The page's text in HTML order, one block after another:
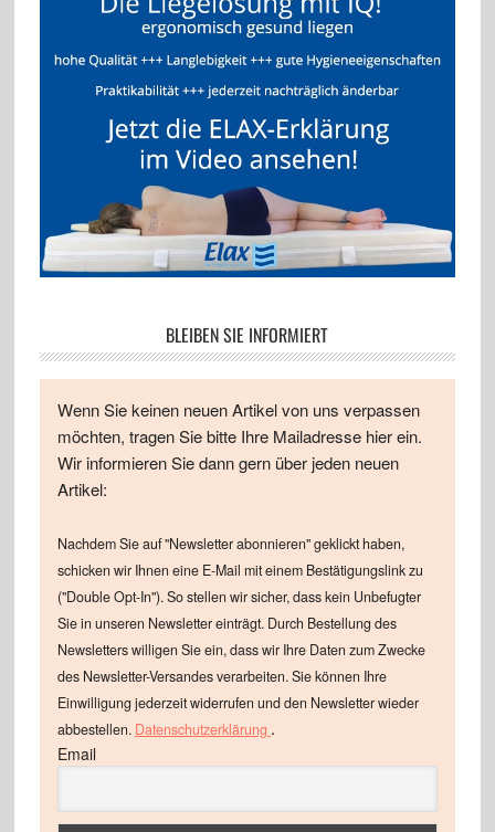
BLEIBEN SIE INFORMIERT
Wenn Sie keinen neuen Artikel von uns verpassen
möchten, tragen Sie bitte Ihre Mailadresse hier ein.
Wir informieren Sie dann gern über jeden neuen
Artikel:
Nachdem Sie auf "Newsletter abonnieren" geklickt haben,
schicken wir Ihnen eine E-Mail mit einem Bestätigungslink zu
("Double Opt-In"). So stellen wir sicher, dass kein Unbefugter
Sie in unseren Newsletter einträgt. Durch Bestellung des
Newsletters willigen Sie ein, dass wir Ihre Daten zum Zwecke
des Newsletter-Versandes verarbeiten. Sie können Ihre
Einwilligung jederzeit widerrufen und den Newsletter wieder
abbestellen. Datenschutzerklärung .
Email